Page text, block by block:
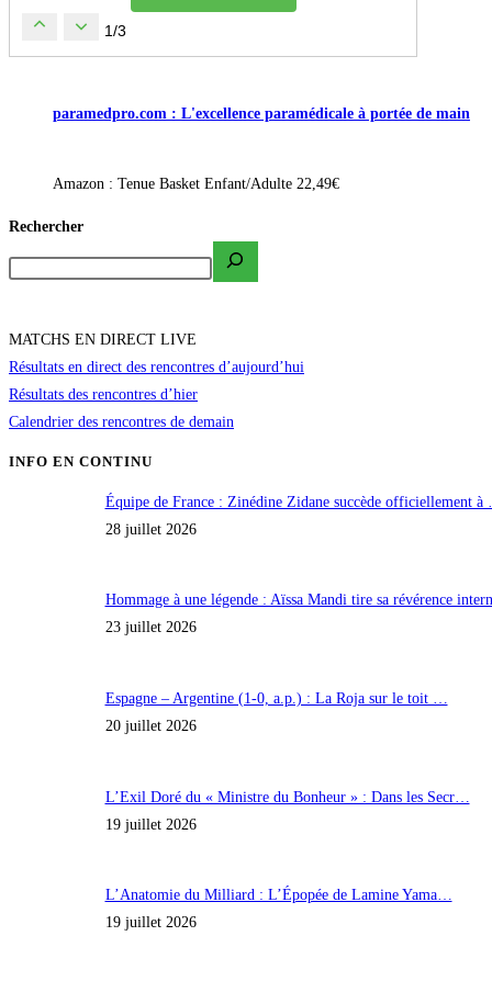
1/3
paramedpro.com : L'excellence paramédicale à portée de main
Amazon : Tenue Basket Enfant/Adulte 22,49€
Rechercher
MATCHS EN DIRECT LIVE
Résultats en direct des rencontres d’aujourd’hui
Résultats des rencontres d’hier
Calendrier des rencontres de demain
INFO EN CONTINU
Équipe de France : Zinédine Zidane succède officiellement
28 juillet 2026
Hommage à une légende : Aïssa Mandi tire sa révérence
23 juillet 2026
Espagne – Argentine (1-0, a.p.) : La Roja sur le toit …
20 juillet 2026
L’Exil Doré du « Ministre du Bonheur » : Dans les Secr…
19 juillet 2026
L’Anatomie du Milliard : L’Épopée de Lamine Yama…
19 juillet 2026